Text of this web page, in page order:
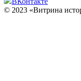
© 2023 «Витрина